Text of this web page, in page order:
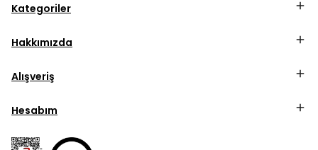
Kategoriler
Hakkımızda
Alışveriş
Hesabım